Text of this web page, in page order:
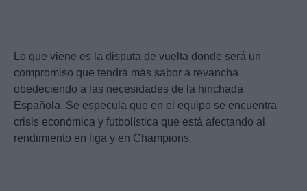
Lo que viene es la disputa de vuelta donde será un
compromiso que tendrá más sabor a revancha
obedeciendo a las necesidades de la hinchada
Española. Se especula que en el equipo se encuentra
crisis económica y futbolística que está afectando al
rendimiento en liga y en Champions.